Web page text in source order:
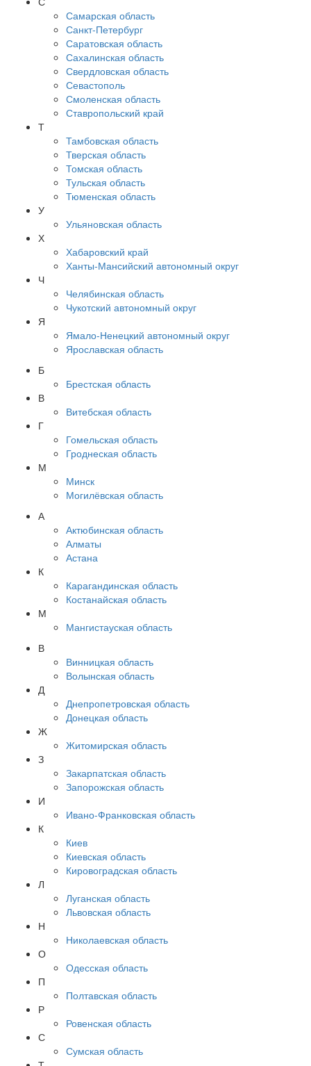
Самарская область
Санкт-Петербург
Саратовская область
Сахалинская область
Свердловская область
Севастополь
Смоленская область
Ставропольский край
Т
Тамбовская область
Тверская область
Томская область
Тульская область
Тюменская область
У
Ульяновская область
Х
Хабаровский край
Ханты-Мансийский автономный округ
Ч
Челябинская область
Чукотский автономный округ
Я
Ямало-Ненецкий автономный округ
Ярославская область
Б
Брестская область
В
Витебская область
Г
Гомельская область
Гроднеская область
М
Минск
Могилёвская область
А
Актюбинская область
Алматы
Астана
К
Карагандинская область
Костанайская область
М
Мангистауская область
В
Винницкая область
Волынская область
Д
Днепропетровская область
Донецкая область
Ж
Житомирская область
З
Закарпатская область
Запорожская область
И
Ивано-Франковская область
К
Киев
Киевская область
Кировоградская область
Л
Луганская область
Львовская область
Н
Николаевская область
О
Одесская область
П
Полтавская область
Р
Ровенская область
С
Сумская область